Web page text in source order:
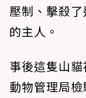
壓制、擊殺
的主人。
事後這隻山
動物管理局